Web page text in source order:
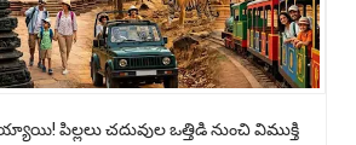
పిల్లలు చదువుల ఒత్తిడి నుంచి విముక్తి